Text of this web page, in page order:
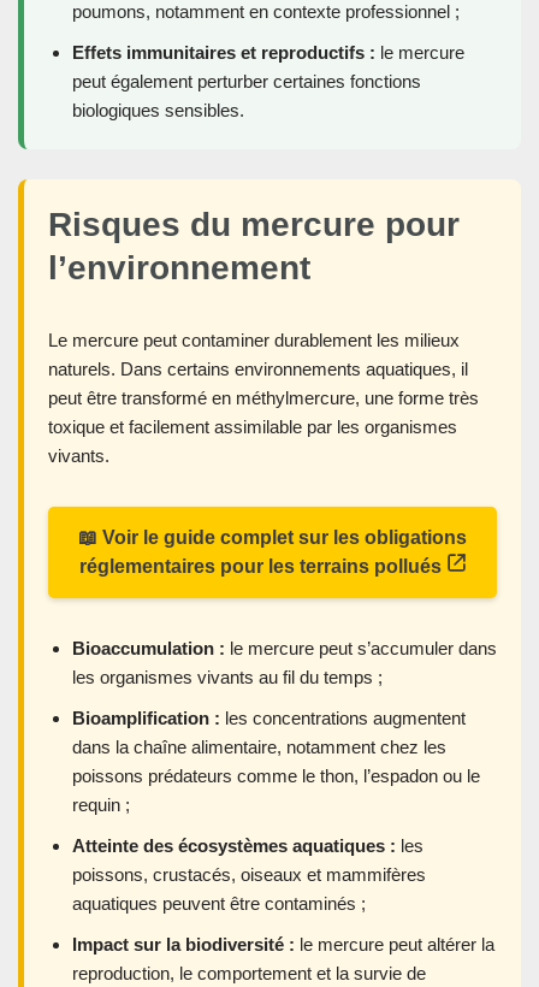
poumons, notamment en contexte professionnel ;
Effets immunitaires et reproductifs : le mercure
peut également perturber certaines fonctions
biologiques sensibles.
Risques du mercure pour
l’environnement
Le mercure peut contaminer durablement les milieux
naturels. Dans certains environnements aquatiques, il
peut être transformé en méthylmercure, une forme très
toxique et facilement assimilable par les organismes
vivants.
📖 Voir le guide complet sur les obligations
réglementaires pour les terrains pollués
Bioaccumulation : le mercure peut s’accumuler dans
les organismes vivants au fil du temps ;
Bioamplification : les concentrations augmentent
dans la chaîne alimentaire, notamment chez les
poissons prédateurs comme le thon, l’espadon ou le
requin ;
Atteinte des écosystèmes aquatiques : les
poissons, crustacés, oiseaux et mammifères
aquatiques peuvent être contaminés ;
Impact sur la biodiversité : le mercure peut altérer la
reproduction, le comportement et la survie de